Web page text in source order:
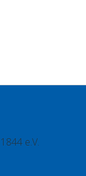
e.V.